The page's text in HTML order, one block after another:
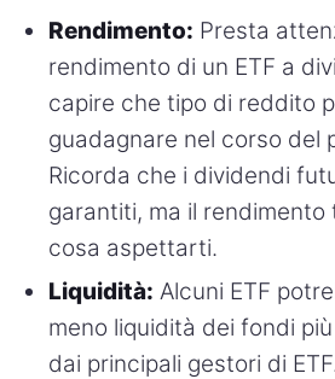
Rendimento: Presta
rendimento di un ETF a
capire che tipo di reddito
guadagnare nel corso del
Ricorda che i dividendi
garantiti, ma il rendimento
cosa aspettarti.
Liquidità: Alcuni ETF
meno liquidità dei fondi
dai principali gestori di